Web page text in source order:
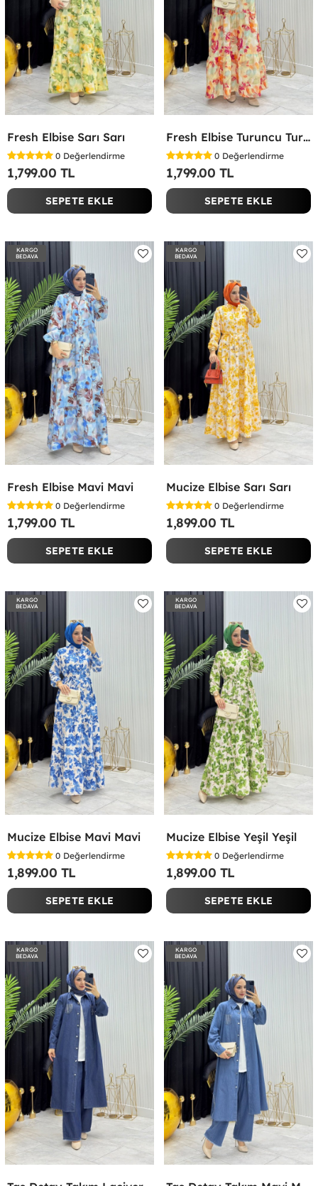
Fresh Elbise Sarı Sarı
0 Değerlendirme
1,799.00 TL
SEPETE EKLE
Fresh Elbise Turuncu Turuncu
0 Değerlendirme
1,799.00 TL
SEPETE EKLE
KARGO
BEDAVA
Fresh Elbise Mavi Mavi
0 Değerlendirme
1,799.00 TL
SEPETE EKLE
KARGO
BEDAVA
Mucize Elbise Sarı Sarı
0 Değerlendirme
1,899.00 TL
SEPETE EKLE
KARGO
BEDAVA
Mucize Elbise Mavi Mavi
0 Değerlendirme
1,899.00 TL
SEPETE EKLE
KARGO
BEDAVA
Mucize Elbise Yeşil Yeşil
0 Değerlendirme
1,899.00 TL
SEPETE EKLE
KARGO
BEDAVA
KARGO
BEDAVA